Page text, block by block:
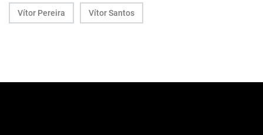
Vítor Pereira Vítor Santos